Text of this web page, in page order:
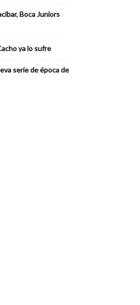
Boca Juniors
ya lo sufre
serie de época de